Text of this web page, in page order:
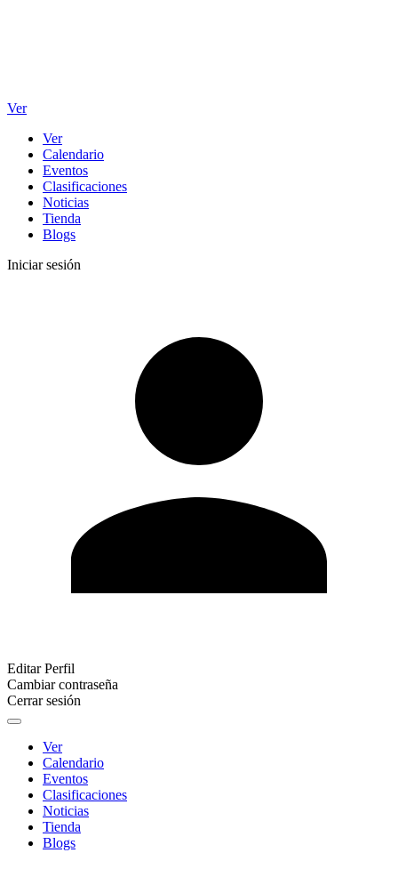
Ver
Ver
Calendario
Eventos
Clasificaciones
Noticias
Tienda
Blogs
Iniciar sesión
Editar Perfil
Cambiar contraseña
Cerrar sesión
Ver
Calendario
Eventos
Clasificaciones
Noticias
Tienda
Blogs